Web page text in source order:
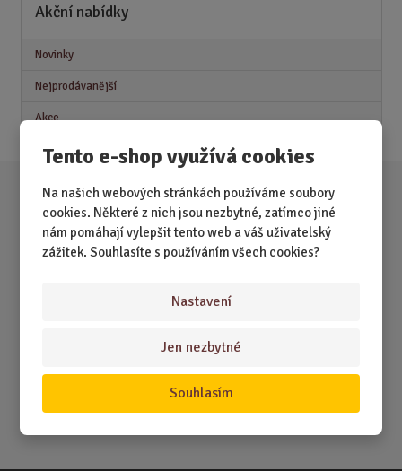
Tento e-shop využívá cookies
Na našich webových stránkách používáme soubory
cookies. Některé z nich jsou nezbytné, zatímco jiné
nám pomáhají vylepšit tento web a váš uživatelský
zážitek. Souhlasíte s používáním všech cookies?
Nastavení
Jen nezbytné
Souhlasím
Akční nabídky
Novinky
Nejprodávanější
Akce